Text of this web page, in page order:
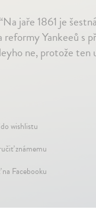
jaře 1861 je
Yankeeů s
ne, protože ten
wishlistu
známemu
Facebooku